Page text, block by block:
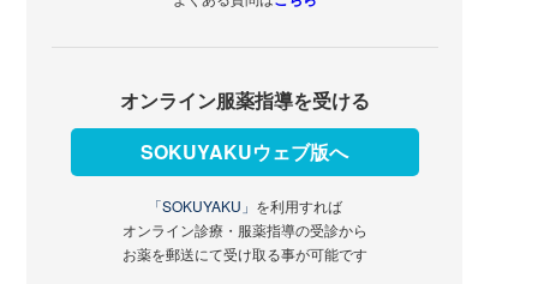
オンライン服薬指導を受ける
SOKUYAKUウェブ版へ
「SOKUYAKU」 を利用すれば
オンライン診療・服薬指導の受診から
お薬を郵送にて受け取る事が可能です